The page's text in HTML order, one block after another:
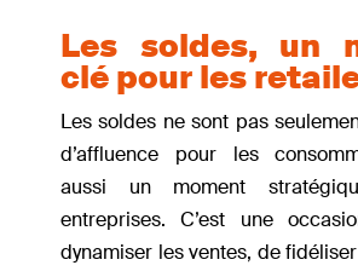
Les soldes, un
clé pour les
Les soldes ne sont pas
d’affluence pour les
aussi un moment
entreprises. C’est une
dynamiser les ventes, de